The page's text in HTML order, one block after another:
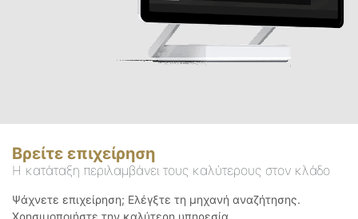
Βρείτε επιχείρηση
Η κατάταξη περιλαμβάνει τους καλύτερους στον κλάδο
Ψάχνετε επιχείρηση; Ελέγξτε τη μηχανή αναζήτησης.
Χρησιμοποιήστε την καλύτερη υπηρεσία